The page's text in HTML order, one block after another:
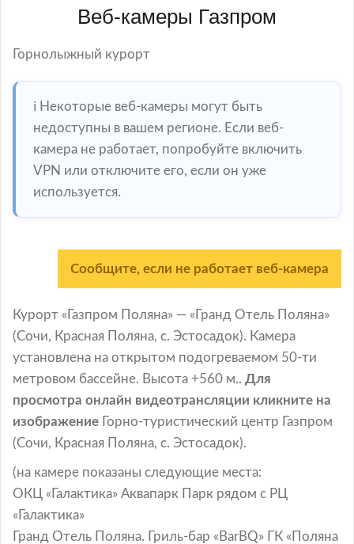
Веб-камеры Газпром
Горнолыжный курорт
ℹ️ Некоторые веб-камеры могут быть
недоступны в вашем регионе. Если веб-
камера не работает, попробуйте включить
VPN или отключите его, если он уже
используется.
Сообщите, если не работает веб-камера
Курорт «Газпром Поляна» — «Гранд Отель Поляна»
(Сочи, Красная Поляна, с. Эстосадок). Камера
установлена на открытом подогреваемом 50-ти
метровом бассейне. Высота +560 м.. Для
просмотра онлайн видеотрансляции кликните на
изображение Горно-туристический центр Газпром
(Сочи, Красная Поляна, с. Эстосадок).
(на камере показаны следующие места:
ОКЦ «Галактика» Аквапарк Парк рядом с РЦ
«Галактика»
Гранд Отель Поляна. Гриль-бар «BarBQ» ГК «Поляна